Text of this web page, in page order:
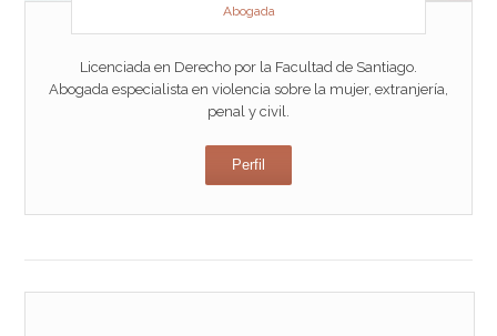
Abogada
Licenciada en Derecho por la Facultad de Santiago.
Abogada especialista en violencia sobre la mujer, extranjería,
penal y civil.
Perfil